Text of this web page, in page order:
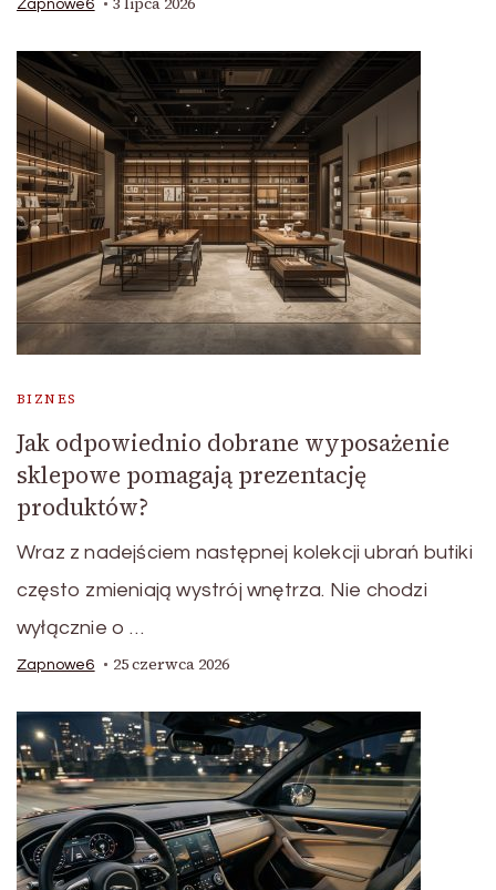
Zapnowe6 3 lipca 2026
BIZNES
Jak odpowiednio dobrane wyposażenie
sklepowe pomagają prezentację
produktów?
Wraz z nadejściem następnej kolekcji ubrań butiki
często zmieniają wystrój wnętrza. Nie chodzi
wyłącznie o …
Zapnowe6 25 czerwca 2026